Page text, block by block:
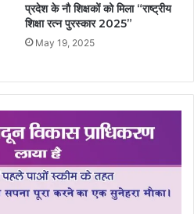
प्रदेश के नौ शिक्षकों को मिला “राष्ट्रीय
शिक्षा रत्न पुरस्कार 2025”
May 19, 2025